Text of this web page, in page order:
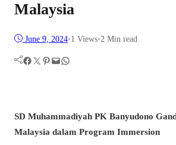
Malaysia
June 9, 2024•1 Views•2 Min read
Facebook Twitter Pinterest Mail WhatsApp
SD Muhammadiyah PK Banyudono
Malaysia dalam Program Immersion